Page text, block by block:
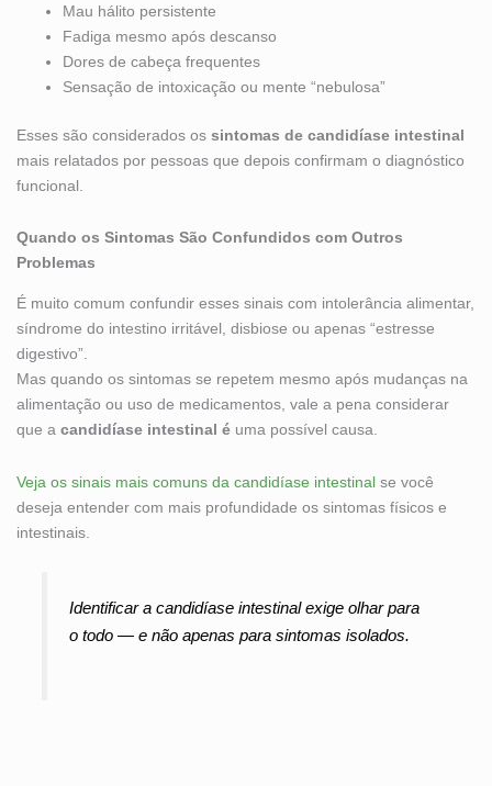
Mau hálito persistente
Fadiga mesmo após descanso
Dores de cabeça frequentes
Sensação de intoxicação ou mente “nebulosa”
Esses são considerados os sintomas de candidíase intestinal
mais relatados por pessoas que depois confirmam o diagnóstico
funcional.
Quando os Sintomas São Confundidos com Outros
Problemas
É muito comum confundir esses sinais com intolerância alimentar,
síndrome do intestino irritável, disbiose ou apenas “estresse
digestivo”.
Mas quando os sintomas se repetem mesmo após mudanças na
alimentação ou uso de medicamentos, vale a pena considerar
que a candidíase intestinal é uma possível causa.
Veja os sinais mais comuns da candidíase intestinal se você
deseja entender com mais profundidade os sintomas físicos e
intestinais.
Identificar a candidíase intestinal exige olhar para
o todo — e não apenas para sintomas isolados.